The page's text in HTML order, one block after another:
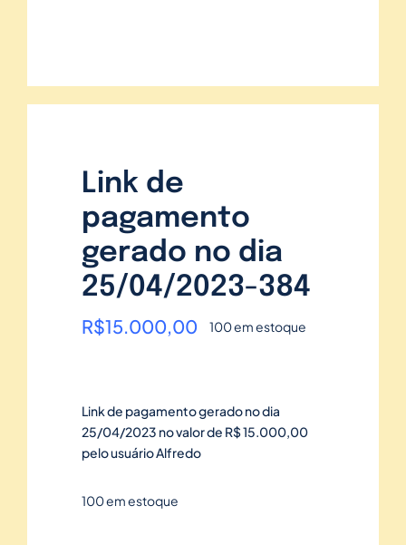
Link de
pagamento
gerado no dia
25/04/2023-384
R$15.000,00 100 em estoque
Link de pagamento gerado no dia
25/04/2023 no valor de R$ 15.000,00
pelo usuário Alfredo
100 em estoque